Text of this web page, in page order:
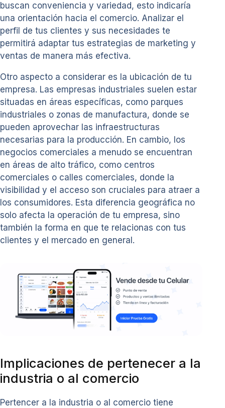
buscan conveniencia y variedad, esto indicaría
una orientación hacia el comercio. Analizar el
perfil de tus clientes y sus necesidades te
permitirá adaptar tus estrategias de marketing y
ventas de manera más efectiva.
Otro aspecto a considerar es la ubicación de tu
empresa. Las empresas industriales suelen estar
situadas en áreas específicas, como parques
industriales o zonas de manufactura, donde se
pueden aprovechar las infraestructuras
necesarias para la producción. En cambio, los
negocios comerciales a menudo se encuentran
en áreas de alto tráfico, como centros
comerciales o calles comerciales, donde la
visibilidad y el acceso son cruciales para atraer a
los consumidores. Esta diferencia geográfica no
solo afecta la operación de tu empresa, sino
también la forma en que te relacionas con tus
clientes y el mercado en general.
Implicaciones de pertenecer a la
industria o al comercio
Pertencer a la industria o al comercio tiene